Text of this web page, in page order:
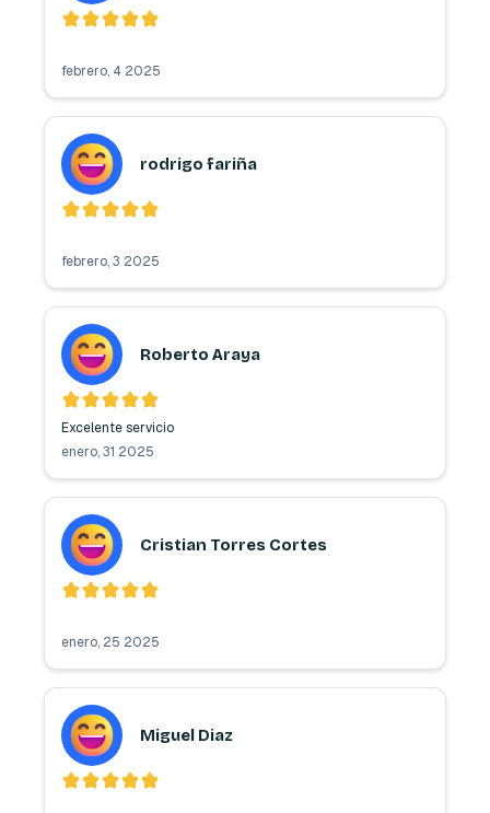
febrero, 4 2025
rodrigo fariña
febrero, 3 2025
Roberto Araya
enero, 31 2025
Cristian Torres Cortes
enero, 25 2025
Miguel Diaz